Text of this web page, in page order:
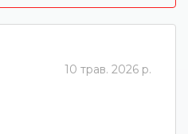
10 трав. 2026 р.